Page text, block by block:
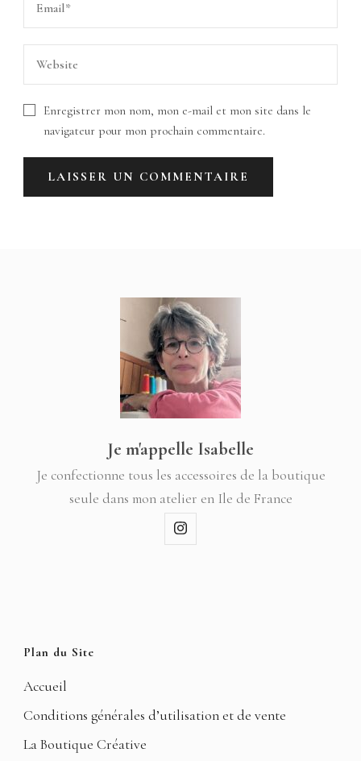
Enregistrer mon nom, mon e-mail et mon site dans le
navigateur pour mon prochain commentaire.
Je m'appelle Isabelle
Je confectionne tous les accessoires de la boutique
seule dans mon atelier en Ile de France
Plan du Site
Accueil
Conditions générales d’utilisation et de vente
La Boutique Créative